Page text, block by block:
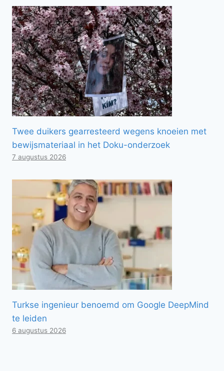
Twee duikers gearresteerd wegens knoeien met
bewijsmateriaal in het Doku-onderzoek
7 augustus 2026
Turkse ingenieur benoemd om Google DeepMind
te leiden
6 augustus 2026